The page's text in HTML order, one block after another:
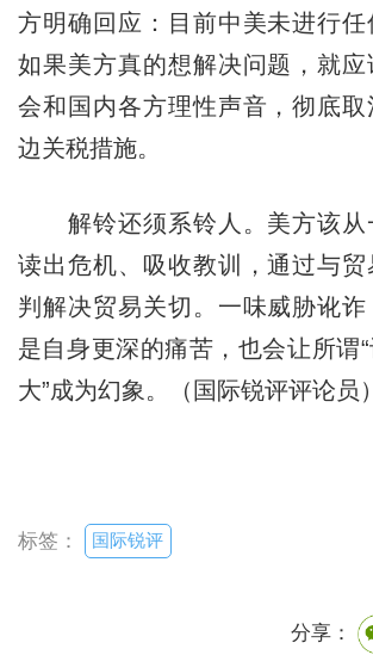
方明确回应：目前中美未进行任
如果美方真的想解决问题，就
会和国内各方理性声音，彻底
边关税措施。
解铃还须系铃人。美方该从
读出危机、吸收教训，通过与
判解决贸易关切。一味威胁讹
是自身更深的痛苦，也会让所谓
大”成为幻象。（国际锐评评论员）
标签： 国际锐评
分享：